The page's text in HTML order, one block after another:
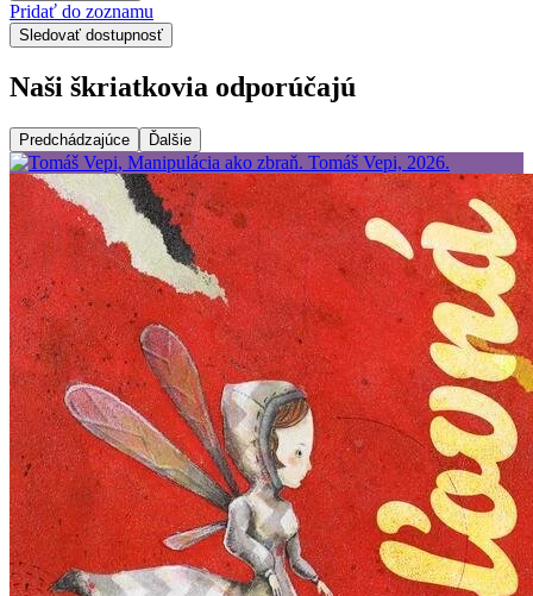
Pridať do zoznamu
Sledovať dostupnosť
Naši škriatkovia odporúčajú
Predchádzajúce Ďalšie